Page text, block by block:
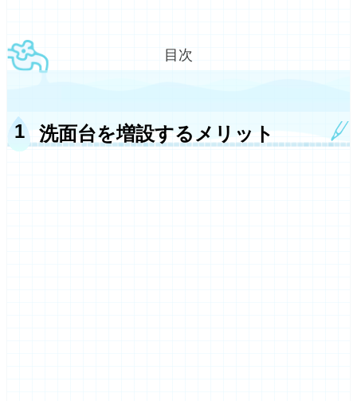
目次
洗面台を増設するメリット